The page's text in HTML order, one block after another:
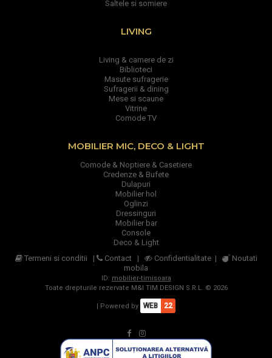
Saltele si somiere
LIVING
Living & camere de zi
Biblioteci
Masute sufragerie
Sufragerii & dining
Mese si scaune
Vitrine
Comode TV
MOBILIER MIC, DECO & LIGHT
Comode & Noptiere & Casetiere
Credenze & Bufete
Dulapuri
Mobilier hol
Oglinzi
Dressinguri
Mobilier bar
Console
Deco & Light
Termeni si conditii | Contact| Confidentialitate|
Noutati
mobila
ID: mobilier-timisoara
Toate drepturile rezervate M&I TIM DESIGN S.R.L. © 2026
| Powered by WEB 22